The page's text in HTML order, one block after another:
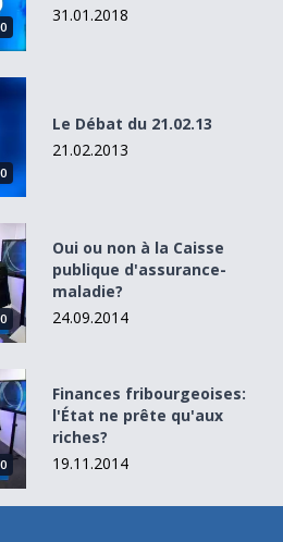
31.01.2018
Le Débat du 21.02.13
21.02.2013
d&#039;assurance-
Oui ou non à la Caisse
publique d'assurance-
maladie?
24.09.2014
l&#039;État ne prête
Finances fribourgeoises:
l'État ne prête qu'aux
riches?
19.11.2014